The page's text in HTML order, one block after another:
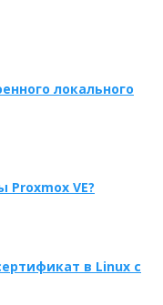
локального
VE?
в Linux с